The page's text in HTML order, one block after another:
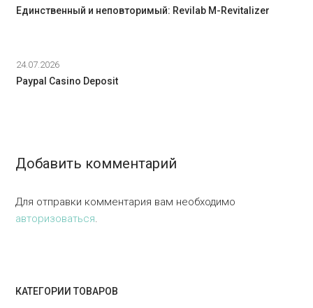
Единственный и неповторимый: Revilab M-Revitalizer
24.07.2026
Paypal Casino Deposit
Добавить комментарий
Для отправки комментария вам необходимо
авторизоваться.
КАТЕГОРИИ ТОВАРОВ